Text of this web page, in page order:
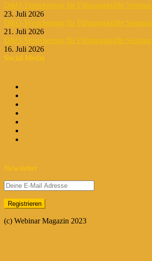
D&O-Versicherung für Führungskräfte Seminar
23. Juli 2026
D&O-Versicherung für Führungskräfte Seminar
21. Juli 2026
D&O-Versicherung für Führungskräfte Seminar
16. Juli 2026
Social Media
Newsletter
(c) Webinar Magazin 2023